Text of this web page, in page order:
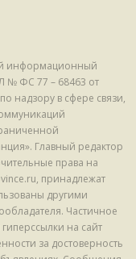
информационный
№ ФС 77 – 68463 от
надзору в сфере связи,
Главный редактор
права на
принадлежат
другими
Частичное
на сайт
за достоверность